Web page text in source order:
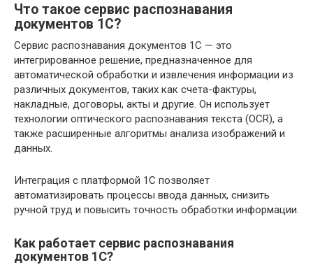
Что такое сервис распознавания
документов 1С?
Сервис распознавания документов 1С — это
интегрированное решение, предназначенное для
автоматической обработки и извлечения информации из
различных документов, таких как счета-фактуры,
накладные, договоры, акты и другие. Он использует
технологии оптического распознавания текста (OCR), а
также расширенные алгоритмы анализа изображений и
данных.
Интеграция с платформой 1С позволяет
автоматизировать процессы ввода данных, снизить
ручной труд и повысить точность обработки информации.
Как работает сервис распознавания
документов 1С?